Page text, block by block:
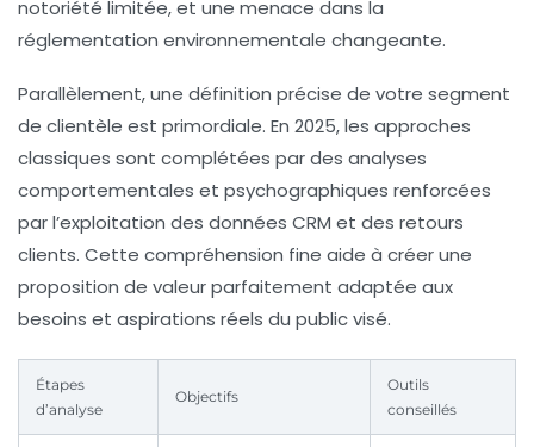
notoriété limitée, et une menace dans la
réglementation environnementale changeante.
Parallèlement, une définition précise de votre segment
de clientèle est primordiale. En 2025, les approches
classiques sont complétées par des analyses
comportementales et psychographiques renforcées
par l’exploitation des données CRM et des retours
clients. Cette compréhension fine aide à créer une
proposition de valeur parfaitement adaptée aux
besoins et aspirations réels du public visé.
Étapes
d’analyse
Objectifs
Outils
conseillés